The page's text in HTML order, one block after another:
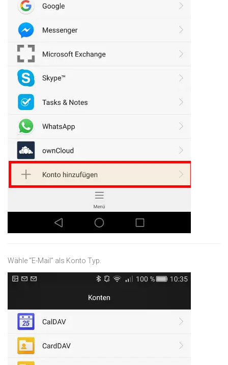
Wähle “E-Mail” als Konto Typ.